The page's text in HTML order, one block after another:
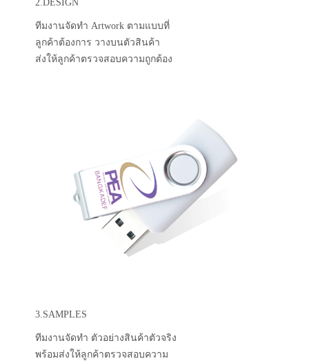
2.DESIGN
ทีมงานจัดทำ Artwork ตามแบบที่
ลูกค้าต้องการ วางบนตัวสินค้า
ส่งให้ลูกค้าตรวจสอบความถูกต้อง
3.SAMPLES
ทีมงานจัดทำ ตัวอย่างสินค้าตัวจริง
พร้อมส่งให้ลูกค้าตรวจสอบความ